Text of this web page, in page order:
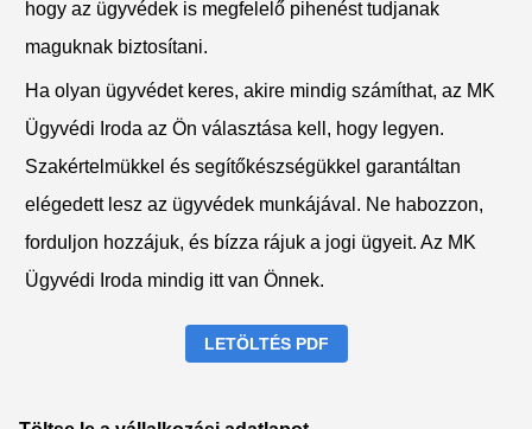
hogy az ügyvédek is megfelelő pihenést tudjanak
maguknak biztosítani.
Ha olyan ügyvédet keres, akire mindig számíthat, az MK
Ügyvédi Iroda az Ön választása kell, hogy legyen.
Szakértelmükkel és segítőkészségükkel garantáltan
elégedett lesz az ügyvédek munkájával. Ne habozzon,
forduljon hozzájuk, és bízza rájuk a jogi ügyeit. Az MK
Ügyvédi Iroda mindig itt van Önnek.
LETÖLTÉS PDF